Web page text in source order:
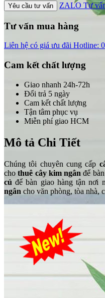
Yêu cầu tư vấn ZALO Tư
Tư vấn mua hàng
Liên hệ có giá ưu đãi Hotline:
Cam kết chất lượng
Giao nhanh 24h-72h
Đổi trả 5 ngày
Cam kết chất lượng
Tận tâm phục vụ
Miễn phí giao HCM
Mô tả Chi Tiết
Chúng tôi chuyên cung cấp
chothuê cây kim ngân để
củ để bàn giao hàng tận nơi
ngân cho văn phòng, tòa nhà,